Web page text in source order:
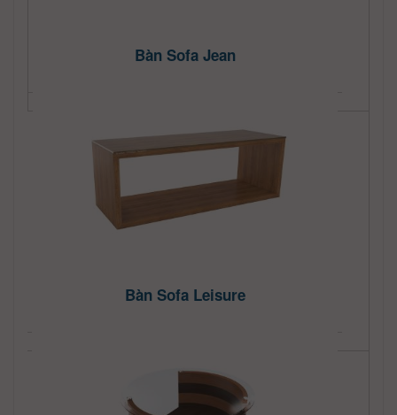
Bàn Sofa Jean
Bàn Sofa Leisure